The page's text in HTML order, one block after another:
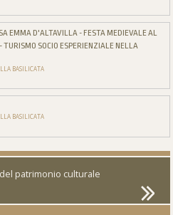
EMMA D'ALTAVILLA - FESTA MEDIEVALE AL
SOCIO ESPERIENZIALE NELLA
BASILICATA
BASILICATA
patrimonio culturale